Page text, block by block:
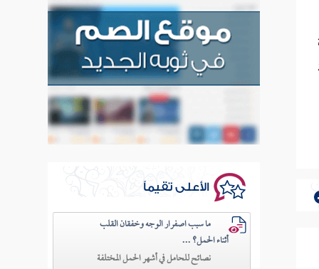
الأعلى تقيماً
ما سبب اصفرار الوجه وخفقان القلب
أثناء الحمل؟ ...
نصائح للحامل في أشهر الحمل المختلفة